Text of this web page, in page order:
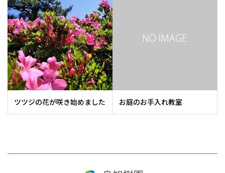
ツツジの花が咲き始めました お庭のお手入れ教室